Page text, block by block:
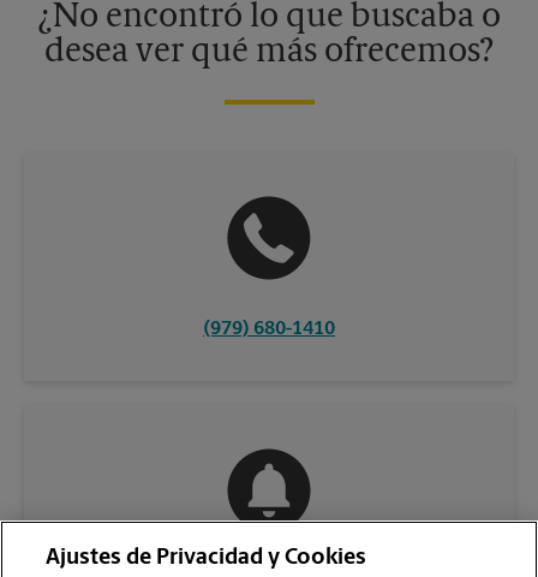
¿No encontró lo que buscaba o
desea ver qué más ofrecemos?
(979) 680-1410
Ajustes de Privacidad y Cookies